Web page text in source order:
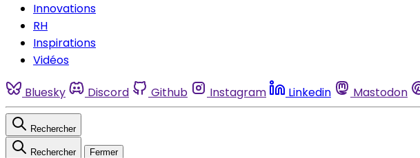
Innovations
RH
Inspirations
Vidéos
Bluesky Discord Github Instagram Linkedin Mastodon
Rechercher
Rechercher Fermer